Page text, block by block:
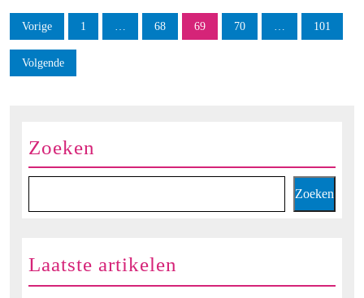
Berichten
paginering
Vorige 1 … 68 69 70 … 101
Volgende
Zoeken
Zoeken
Laatste artikelen